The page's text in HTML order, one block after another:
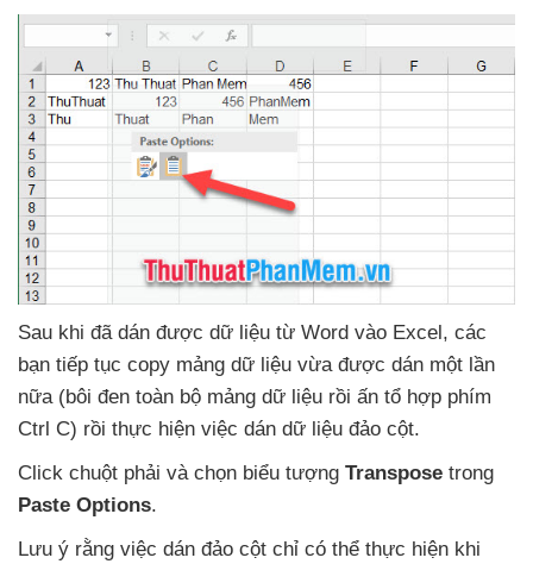
Sau khi đã dán được dữ liệu từ Word vào Excel , các
bạn tiếp tục copy mảng dữ liệu vừa được dán một lần
nữa (bôi đen toàn bộ mảng dữ liệu rồi ấn tổ hợp phím
Ctrl C) rồi thực hiện việc dán dữ liệu đảo cột.
Click chuột phải và chọn biểu tượng Transpose trong
Paste Options.
Lưu ý rằng việc dán đảo cột chỉ có thể thực hiện khi